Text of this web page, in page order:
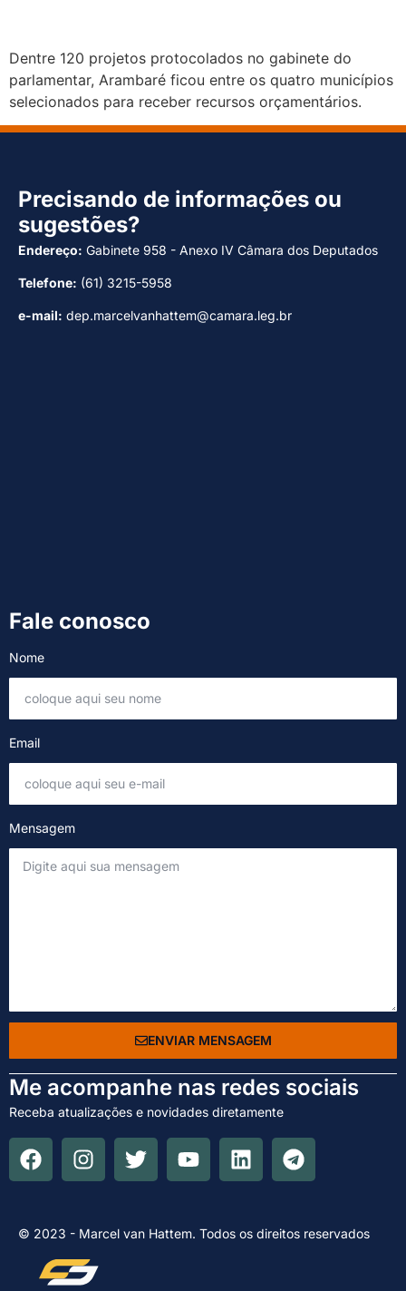
Dentre 120 projetos protocolados no gabinete do
parlamentar, Arambaré ficou entre os quatro municípios
selecionados para receber recursos orçamentários.
Precisando de informações ou
sugestões?
Endereço: Gabinete 958 - Anexo IV Câmara dos Deputados
Telefone: (61) 3215-5958
e-mail: dep.marcelvanhattem@camara.leg.br
Fale conosco
Nome
Email
Mensagem
ENVIAR MENSAGEM
Me acompanhe nas redes sociais
Receba atualizações e novidades diretamente
© 2023 - Marcel van Hattem. Todos os direitos reservados